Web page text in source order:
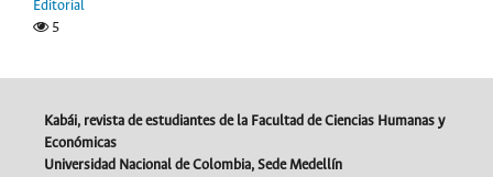
Editorial
5
Kabái, revista de estudiantes de la Facultad de Ciencias Humanas y
Económicas
Universidad Nacional de Colombia, Sede Medellín